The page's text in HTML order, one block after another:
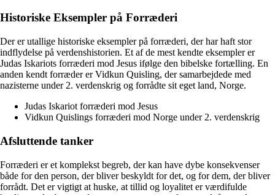
Historiske Eksempler på Forræderi
Der er utallige historiske eksempler på forræderi, der har haft stor
indflydelse på verdenshistorien. Et af de mest kendte eksempler er
Judas Iskariots forræderi mod Jesus ifølge den bibelske fortælling. En
anden kendt forræder er Vidkun Quisling, der samarbejdede med
nazisterne under 2. verdenskrig og forrådte sit eget land, Norge.
Judas Iskariot forræderi mod Jesus
Vidkun Quislings forræderi mod Norge under 2. verdenskrig
Afsluttende tanker
Forræderi er et komplekst begreb, der kan have dybe konsekvenser
både for den person, der bliver beskyldt for det, og for dem, der bliver
forrådt. Det er vigtigt at huske, at tillid og loyalitet er værdifulde